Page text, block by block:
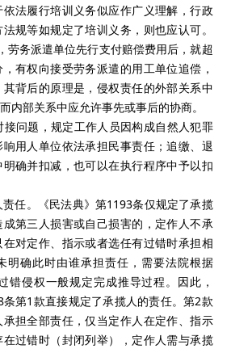
法履行培训义务似应作广义理解，行政
规等如规定了培训义务，则也应认可。
劳务派遣单位先行支付赔偿费用后，就超
有权向接受劳务派遣的用工单位追偿，
背后的原理是，侵权责任的外部关系中
内部关系中应允许事先或事后的协商。
问题，规定工作人员因构成自然人犯罪
用人单位依法承担民事责任；追缴、退
确并扣减，也可以在执行程序中予以扣
。《民法典》第1193条仅规定了承揽
第三人损害或自己损害的，定作人不承
对定作、指示或者选任有过错时承担相
明确此时由谁承担责任，需要法院根据
错侵权一般规定完成推导过程。因此，
条第1款直接规定了承揽人的责任。第2款
担全部责任，仅当定作人在定作、指示
过错时（封闭列举），定作人需与承揽